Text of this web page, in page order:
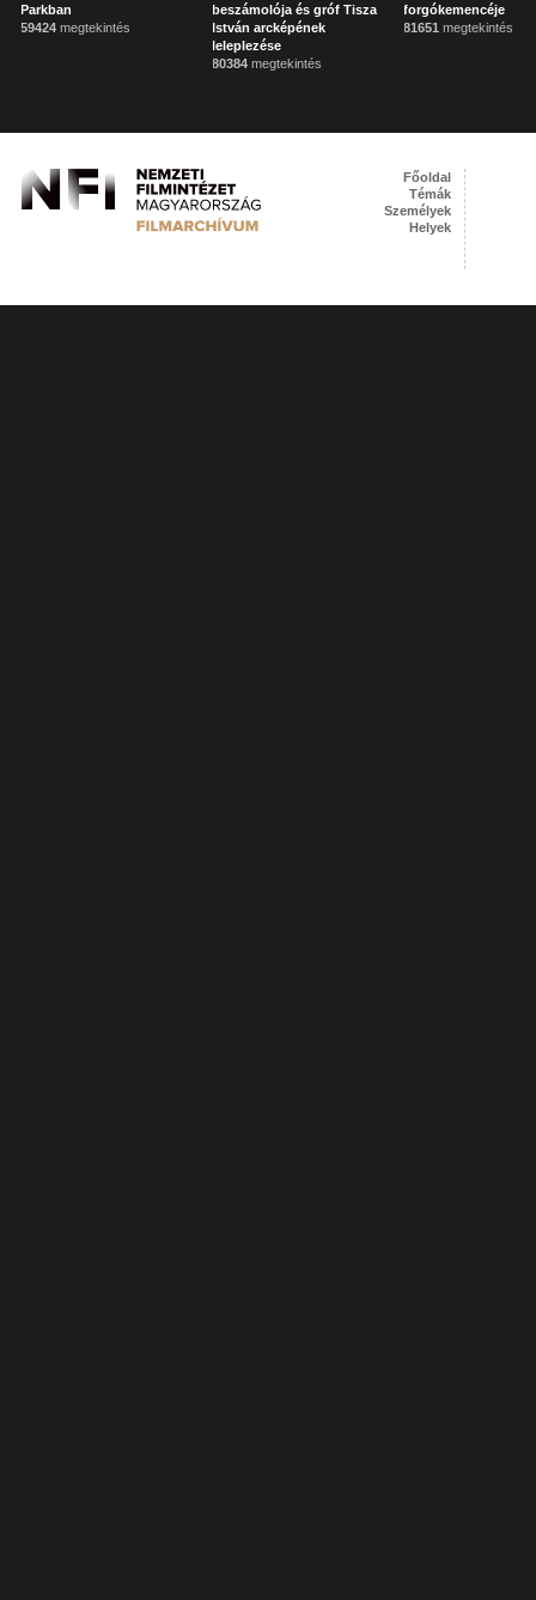
Parkban
59424 megtekintés
beszámolója és gróf Tisza
István arcképének
leleplezése
80384 megtekintés
forgókemencéje
81651 megtekintés
Főoldal
Témák
Személyek
Helyek